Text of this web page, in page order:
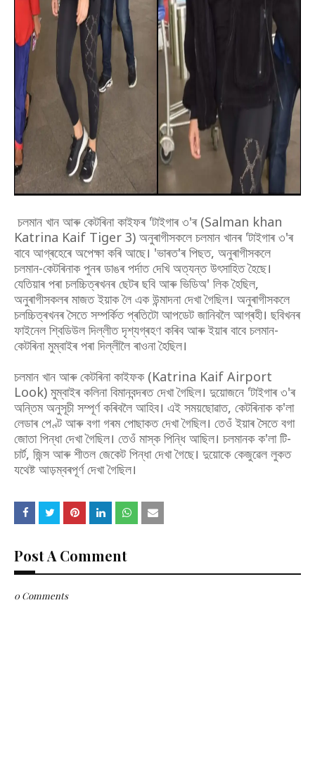
চলমান খান আৰু কেটৰিনা কাইফৰ 'টাইগাৰ ৩'ৰ (Salman khan
Katrina Kaif Tiger 3) অনুৰাগীসকলে চলমান খানৰ 'টাইগাৰ ৩'ৰ
বাবে আগ্ৰহেৰে অপেক্ষা কৰি আছে। 'ভাৰত'ৰ পিছত, অনুৰাগীসকলে
চলমান-কেটৰিনাক পুনৰ ডাঙৰ পৰ্দাত দেখি অত্যন্ত উৎসাহিত হৈছে।
যেতিয়াৰ পৰা চলচ্চিত্ৰখনৰ ছেটৰ ছবি আৰু ভিডিঅ' লিক হৈছিল,
অনুৰাগীসকলৰ মাজত ইয়াক লৈ এক উন্মাদনা দেখা গৈছিল। অনুৰাগীসকলে
চলচ্চিত্ৰখনৰ সৈতে সম্পৰ্কিত প্ৰতিটো আপডেট জানিবলৈ আগ্ৰহী। ছবিখনৰ
ফাইনেল শ্বিডিউল দিল্লীত দৃশ্যগ্ৰহণ কৰিব আৰু ইয়াৰ বাবে চলমান-
কেটৰিনা মুম্বাইৰ পৰা দিল্লীলৈ ৰাওনা হৈছিল।
চলমান খান আৰু কেটৰিনা কাইফক (Katrina Kaif Airport
Look) মুম্বাইৰ কলিনা বিমানবন্দৰত দেখা গৈছিল। দুয়োজনে 'টাইগাৰ ৩'ৰ
অন্তিম অনুসূচী সম্পূৰ্ণ কৰিবলৈ আহিব। এই সময়ছোৱাত, কেটৰিনাক ক'লা
লেডাৰ পেণ্ট আৰু বগা গৰম পোছাকত দেখা গৈছিল। তেওঁ ইয়াৰ সৈতে বগা
জোতা পিন্ধা দেখা গৈছিল। তেওঁ মাস্ক পিন্ধি আছিল। চলমানক ক'লা টি-
চাৰ্ট, জিন্স আৰু শীতল জেকেট পিন্ধা দেখা গৈছে। দুয়োকে কেজুৱেল লুকত
যথেষ্ট আড়ম্বৰপূৰ্ণ দেখা গৈছিল।
Post A Comment
0 Comments